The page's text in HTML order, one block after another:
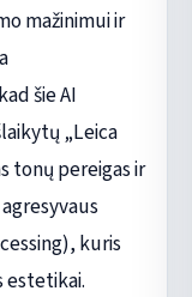
mažinimui ir
šie AI
„Leica
tonų pereigas ir
kuris
estetikai.